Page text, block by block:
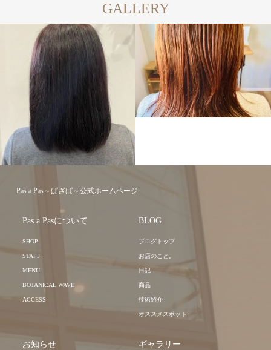
GALLERY
Pas a Pas～ぱざぱ～公式ホームページ
Pas a Pasについて
SHOP
STAFF
MENU
BOTANICAL WAVE
ACCESS
BLOG
ブログトップ
お店のこと。
日記
商品
技術紹介
オススメスポット
お知らせ ギャラリー